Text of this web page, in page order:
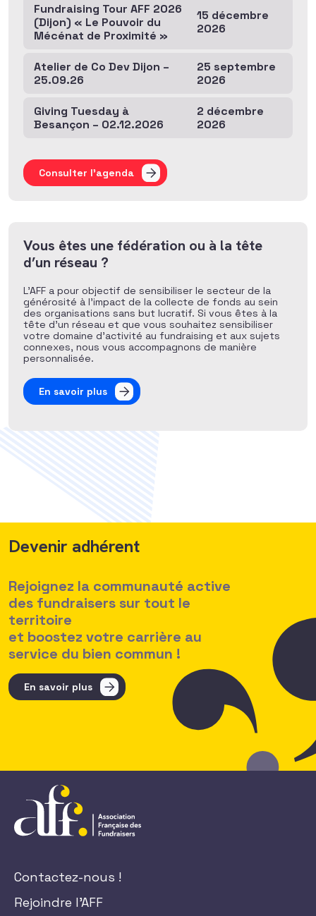
Fundraising Tour AFF 2026
(Dijon) « Le Pouvoir du
Mécénat de Proximité »
15 décembre
2026
Atelier de Co Dev Dijon –
25.09.26
25 septembre
2026
Giving Tuesday à
Besançon – 02.12.2026
2 décembre
2026
Consulter l'agenda
Vous êtes une fédération ou à la tête
d’un réseau ?
L’AFF a pour objectif de sensibiliser le secteur de la
générosité à l’impact de la collecte de fonds au sein
des organisations sans but lucratif. Si vous êtes à la
tête d’un réseau et que vous souhaitez sensibiliser
votre domaine d’activité au fundraising et aux sujets
connexes, nous vous accompagnons de manière
personnalisée.
En savoir plus
Devenir adhérent
Rejoignez la communauté active
des fundraisers sur tout le
territoire
et boostez votre carrière au
service du bien commun !
En savoir plus
Contactez-nous !
Rejoindre l'AFF